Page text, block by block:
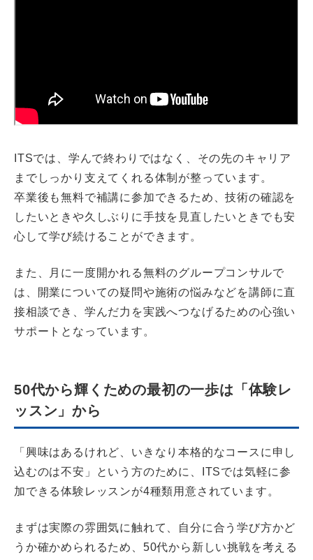
ITSでは、学んで終わりではなく、その先のキャリア
までしっかり支えてくれる体制が整っています。
卒業後も無料で補講に参加できるため、技術の確認を
したいときや久しぶりに手技を見直したいときでも安
心して学び続けることができます。
また、月に一度開かれる無料のグループコンサルで
は、開業についての疑問や施術の悩みなどを講師に直
接相談でき、学んだ力を実践へつなげるための心強い
サポートとなっています。
50代から輝くための最初の一歩は「体験レ
ッスン」から
「興味はあるけれど、いきなり本格的なコースに申し
込むのは不安」という方のために、ITSでは気軽に参
加できる体験レッスンが4種類用意されています。
まずは実際の雰囲気に触れて、自分に合う学び方かど
うか確かめられるため、50代から新しい挑戦を考える